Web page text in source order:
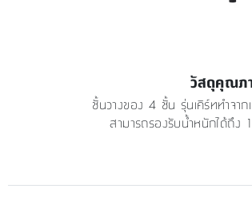
วัสดุคุณภ
ชั้นวางของ 4 ชั้น รุ่นเคิร์ททำจา
สามารถรองรับน้ำหนักได้ถึง